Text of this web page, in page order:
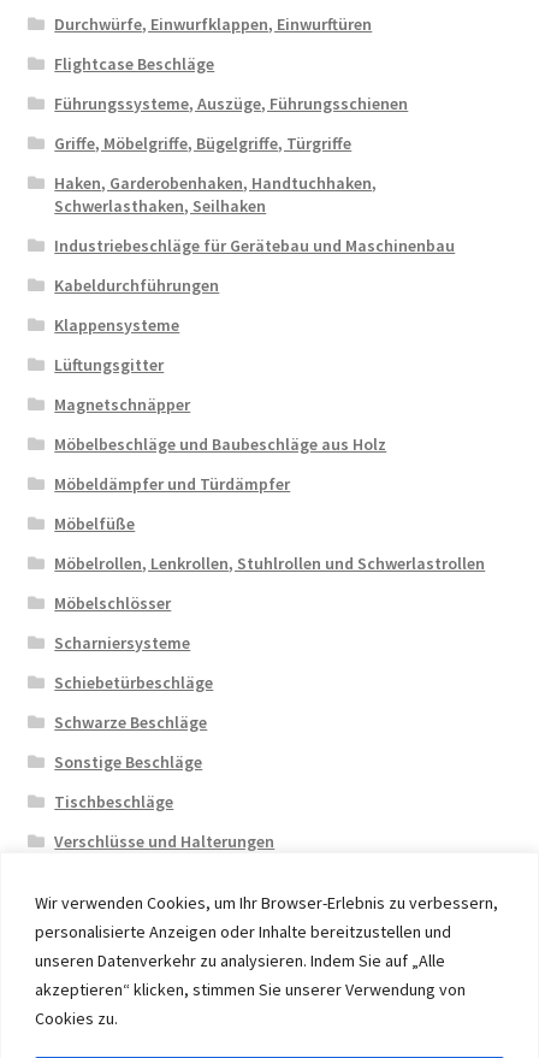
Wir verwenden Cookies, um Ihr Browser-Erlebnis zu verbessern,
personalisierte Anzeigen oder Inhalte bereitzustellen und
unseren Datenverkehr zu analysieren. Indem Sie auf „Alle
akzeptieren“ klicken, stimmen Sie unserer Verwendung von
Cookies zu.
Durchwürfe, Einwurfklappen, Einwurftüren
Flightcase Beschläge
Führungssysteme, Auszüge, Führungsschienen
Griffe, Möbelgriffe, Bügelgriffe, Türgriffe
Haken, Garderobenhaken, Handtuchhaken,
Schwerlasthaken, Seilhaken
Industriebeschläge für Gerätebau und Maschinenbau
Kabeldurchführungen
Klappensysteme
Lüftungsgitter
Magnetschnäpper
Möbelbeschläge und Baubeschläge aus Holz
Möbeldämpfer und Türdämpfer
Möbelfüße
Möbelrollen, Lenkrollen, Stuhlrollen und Schwerlastrollen
Möbelschlösser
Scharniersysteme
Schiebetürbeschläge
Schwarze Beschläge
Sonstige Beschläge
Tischbeschläge
Verschlüsse und Halterungen
© 2026 Eruon Trade UG, Germany, member of the ERUON